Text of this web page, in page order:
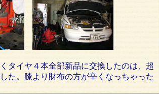
タイヤ４本全部新品に交換したのは、超
た。膝より財布の方が辛くなっちゃった